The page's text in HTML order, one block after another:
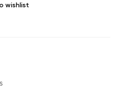
wishlist